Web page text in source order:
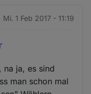
Mi. 1 Feb 2017 - 11:19
na ja, es sind
man schon mal